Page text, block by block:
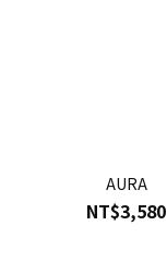
AURA
NT$3,580